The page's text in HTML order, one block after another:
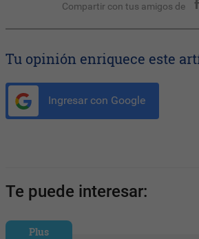
Compartir con tus amigos de
Tu opinión enriquece este
Ingresar con Google
Te puede interesar:
Plus